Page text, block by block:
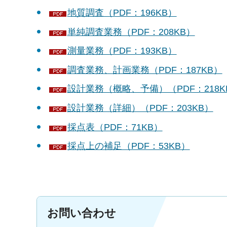
地質調査（PDF：196KB）
単純調査業務（PDF：208KB）
測量業務（PDF：193KB）
調査業務、計画業務（PDF：187KB）
設計業務（概略、予備）（PDF：
設計業務（詳細）（PDF：203KB）
採点表（PDF：71KB）
採点上の補足（PDF：53KB）
お問い合わせ